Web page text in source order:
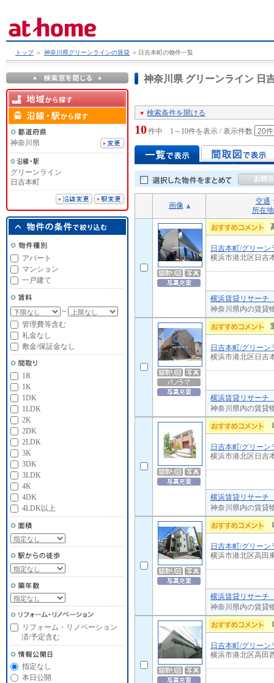
トップ ＞ 神奈川県グリーンラインの賃貸 ＞ 日吉本町の物件一覧
神奈川県 グリーンライン 日
検索条件を開ける
10件中 1～10件を表示 / 表示件数
画像
交通
所在地
日吉本町/グリーン
横浜市港北区日吉
横浜賃貸リサーチ
神奈川県内の賃貸
日吉本町/グリーン
横浜市港北区日吉
横浜賃貸リサーチ
神奈川県内の賃貸
日吉本町/グリーン
横浜市港北区日吉
横浜賃貸リサーチ
神奈川県内の賃貸
日吉本町/グリーン
横浜市港北区高田
横浜賃貸リサーチ
神奈川県内の賃貸
日吉本町/グリーン
横浜市港北区高田
神奈川県
グリーンライン
日吉本町
アパート
マンション
一戸建て
～
管理費等含む
礼金なし
敷金/保証金なし
1R
1K
1DK
1LDK
2K
2DK
2LDK
3K
3DK
3LDK
4K
4DK
4LDK以上
リフォーム・リノベーション
済/予定含む
指定なし
本日公開